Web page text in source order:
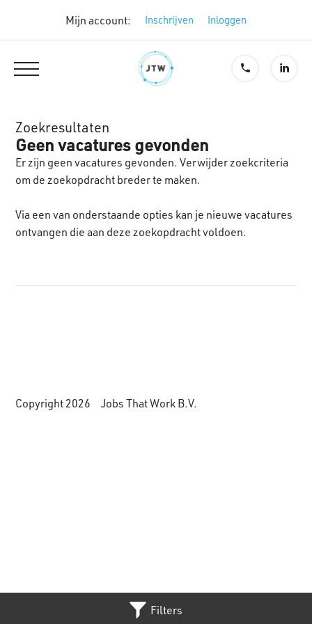
Mijn account: Inschrijven Inloggen
Filters
Zoekresultaten
Geen vacatures gevonden
Er zijn geen vacatures gevonden. Verwijder zoekcriteria
om de zoekopdracht breder te maken.
Via een van onderstaande opties kan je nieuwe vacatures
ontvangen die aan deze zoekopdracht voldoen.
Copyright 2026 Jobs That Work B.V.